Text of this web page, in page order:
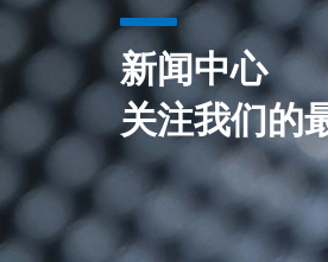
新闻中心
关注我们的